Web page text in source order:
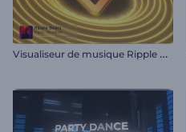
V
isualiseur de musique Ripple Beats